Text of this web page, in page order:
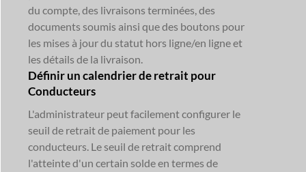
du compte, des livraisons terminées, des
documents soumis ainsi que des boutons pour
les mises à jour du statut hors ligne/en ligne et
les détails de la livraison.
Définir un calendrier de retrait pour
Conducteurs
L'administrateur peut facilement configurer le
seuil de retrait de paiement pour les
conducteurs. Le seuil de retrait comprend
l'atteinte d'un certain solde en termes de